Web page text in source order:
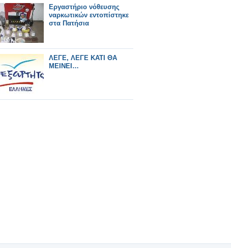
Εργαστήριο νόθευσης
ναρκωτικών εντοπίστηκε
στα Πατήσια
ΛΕΓΕ, ΛΕΓΕ ΚΑΤΙ ΘΑ
ΜΕΙΝΕΙ…